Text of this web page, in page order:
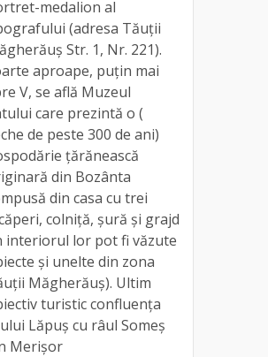
medalion al
(adresa Tăuții
Str. 1, Nr. 221).
aproape, puțin mai
V, se află Muzeul
care prezintă o (
de peste 300 de ani)
ţărănească
din Bozânta
din casa cu trei
colniţă, şură și grajd
interiorul lor pot fi văzute
şi unelte din zona
Măgherăuș). Ultim
turistic confluența
Lăpuș cu râul Someș
Merișor